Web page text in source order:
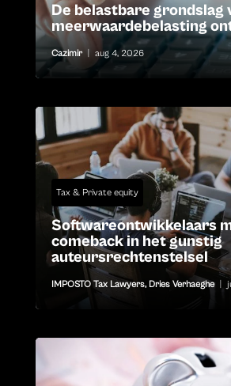
De belastbare grondslag
meerwaardebelasting
Cazimir aug 4, 2026
Tax & Private equity
Softwareontwikkelaars
comeback in het gunstig
auteursrechtenstelsel
IMPOSTO Tax Lawyers, Dries Verhaeghe